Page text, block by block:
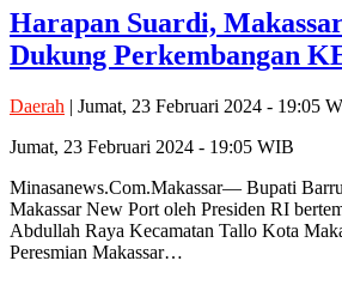
Harapan Suardi,
Dukung Perkembangan
Daerah | Jumat, 23 Februari 2024 - 19:05
Jumat, 23 Februari 2024 - 19:05 WIB
Minasanews.Com.Makassar— Bupati
Makassar New Port oleh Presiden RI
Abdullah Raya Kecamatan Tallo Kota
Peresmian Makassar…